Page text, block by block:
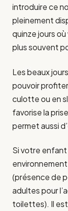
introduire ce
pleinement
quinze jours
plus souvent
Les beaux
pouvoir
culotte ou en
favorise la
permet aussi
Si votre
(présence de
adultes pour
toilettes). Il